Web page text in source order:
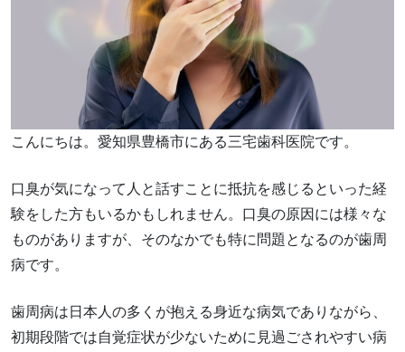
こんにちは。愛知県豊橋市にある三宅歯科医院です。
口臭が気になって人と話すことに抵抗を感じるといった経
験をした方もいるかもしれません。口臭の原因には様々な
ものがありますが、そのなかでも特に問題となるのが歯周
病です。
歯周病は日本人の多くが抱える身近な病気でありながら、
初期段階では自覚症状が少ないために見過ごされやすい病